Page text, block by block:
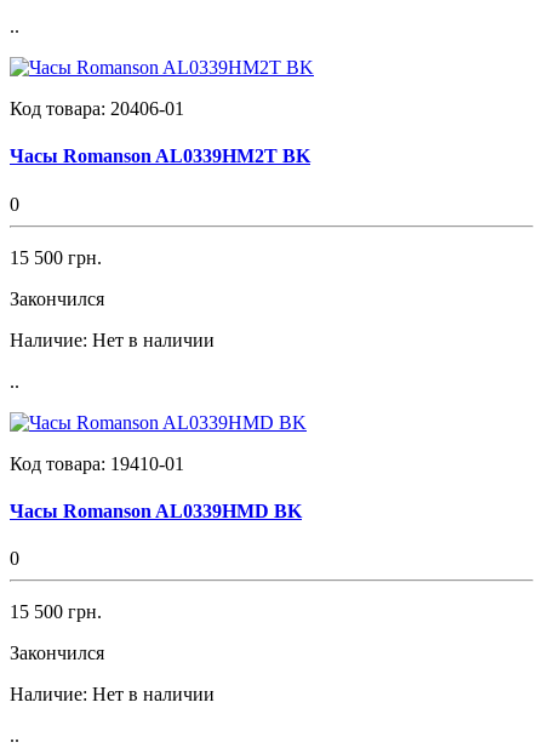
..
Код товара: 20406-01
Часы Romanson AL0339HM2T BK
0
15 500 грн.
Закончился
Наличие: Нет в наличии
..
Код товара: 19410-01
Часы Romanson AL0339HMD BK
0
15 500 грн.
Закончился
Наличие: Нет в наличии
..